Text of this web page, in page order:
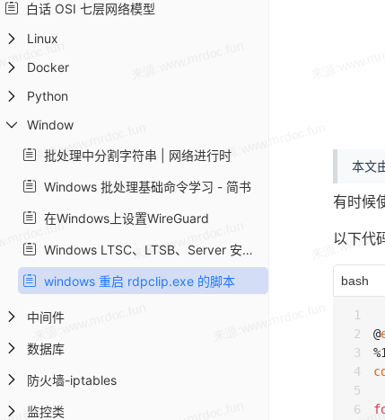
白话 OSI 七层网络模型
Linux
Docker
Python
Window
批处理中分割字符串 | 网络进行时
Windows 批处理基础命令学习 - 简书
在Windows上设置WireGuard
Windows LTSC、LTSB、Server 安装 Windows Store 应用商店
windows 重启 rdpclip.exe 的脚本
中间件
数据库
防火墙-iptables
监控类
本文
有时候
以下代
bash
@
cd